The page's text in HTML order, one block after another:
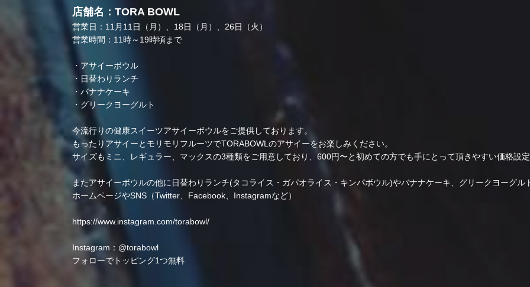
店舗名：TORA BOWL
営業日：11月11日（月）、18日（月）、26日（火）
営業時間：11時～19時頃まで
・アサイーボウル
・日替わりランチ
・バナナケーキ
・グリークヨーグルト
今流行りの健康スイーツ︎アサイーボウルをご提供しております。
もったりアサイーとモリモリフルーツでTORABOWLのアサイーをお楽しみください。
サイズもミニ、レギュラー、マックスの3種類をご用意しており、600円〜と初めての方でも手にとって頂きやすい価格設
またアサイーボウルの他に日替わりランチ(タコライス・ガパオライス・キンパボウル)やバナナケーキ、グリークヨーグル
ホームページやSNS（Twitter、Facebook、Instagramなど）
https://www.instagram.com/torabowl/
Instagram：@torabowl
フォローでトッピング1つ無料︎